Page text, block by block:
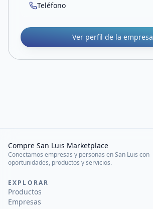
Teléfono
Ver perfil de la empresa
Compre San Luis Marketplace
Conectamos empresas y personas en San Luis con
oportunidades, productos y servicios.
EXPLORAR
Productos
Empresas